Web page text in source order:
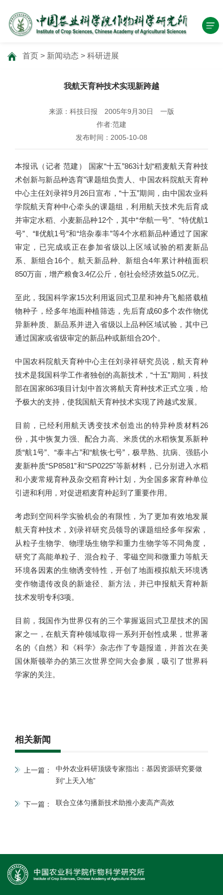
首页 > 新闻动态 > 科研进展
我航天育种技术实现新跨越
来源：科技日报 2005年9月30日 一版
作者:范建
发布时间：2005-10-08
本报讯（记者 范建） 国家“十五”863计划“稻麦航天育种技
术创新与新品种选育”课题组负责人、中国农科院航天育种
中心主任刘录祥9月26日宣布，“十五”期间，由中国农业科
学院航天育种中心牵头的课题组，利用航天技术先后育成
并审定水稻、小麦新品种12个，其中“华航一号”、“特优航1
号”、“Ⅱ优航1号”和“培杂泰丰”等4个水稻新品种通过了国家
审定，已完成或正在参加省级以上区域试验的稻麦新品
系、新组合16个。航天新品种、新组合4年累计种植面积
850万亩，增产粮食3.4亿公斤，创社会经济效益5.0亿元。
至此，我国科学家15次利用返回式卫星和神舟飞船搭载植
物种子，经多年地面种植筛选，先后育成60多个农作物优
异新种质、新品系并进入省级以上品种区域试验，其中已
通过国家或省级审定的新品种或新组合20个。
中国农科院航天育种中心主任刘录祥研究员说，航天育种
技术是我国科学工作者独创的高新技术，“十五”期间，科技
部在国家863项目计划中首次将航天育种技术正式立项，给
予极大的支持，使我国航天育种技术实现了跨越式发展。
目前，已经利用航天诱变技术创造出的特异种质材料26
份，其中恢复力强、配合力高、米质优的水稻恢复系新种
质“航1号”、“泰丰占”和“航恢七号”，极早熟、抗病、强筋小
麦新种质“SP8581”和“SP0225”等新材料，已分别进入水稻
和小麦常规育种及杂交稻育种计划，为全国多家育种单位
引进和利用，对促进稻麦育种起到了重要作用。
考虑到空间科学实验机会的有限性，为了更加有效地发展
航天育种技术，刘录祥研究员领导的课题组经多年探索，
从粒子生物学、物理场生物学和重力生物学等不同角度，
研究了高能单粒子、混合粒子、零磁空间和微重力等航天
环境各因素的生物诱变特性，开创了地面模拟航天环境诱
变作物遗传改良的新途径、新方法，并已申报航天育种新
技术发明专利3项。
目前，我国作为世界仅有的三个掌握返回式卫星技术的国
家之一，在航天育种领域取得一系列开创性成果，世界著
名的《自然》和《科学》杂志作了专题报道，并首次在美
国休斯顿举办的第三次世界空间大会参展，吸引了世界科
学家的关注。
相关新闻
上一篇：
中外农业科研顶级专家指出：基因资源研究要做
到“上天入地”
下一篇： 联合立体匀播新技术助推小麦高产高效